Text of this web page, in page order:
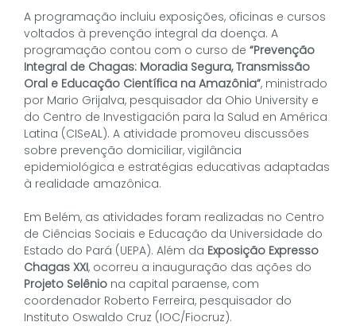
A programação incluiu exposições, oficinas e cursos
voltados à prevenção integral da doença. A
programação contou com o curso de “Prevenção
Integral de Chagas: Moradia Segura, Transmissão
Oral e Educação Científica na Amazônia”, ministrado
por Mario Grijalva, pesquisador da Ohio University e
do Centro de Investigación para la Salud en América
Latina (CISeAL). A atividade promoveu discussões
sobre prevenção domiciliar, vigilância
epidemiológica e estratégias educativas adaptadas
à realidade amazônica.
Em Belém, as atividades foram realizadas no Centro
de Ciências Sociais e Educação da Universidade do
Estado do Pará (UEPA). Além da Exposição Expresso
Chagas XXI, ocorreu a inauguração das ações do
Projeto Selênio na capital paraense, com
coordenador Roberto Ferreira, pesquisador do
Instituto Oswaldo Cruz (IOC/Fiocruz).